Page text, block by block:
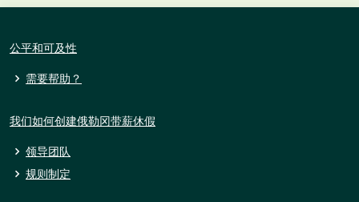
我们如何创建俄勒冈带薪休假
领导团队
规则制定
公平和可及性
需要帮助？